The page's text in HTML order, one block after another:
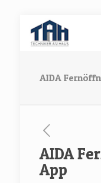
AIDA
AIDA
App